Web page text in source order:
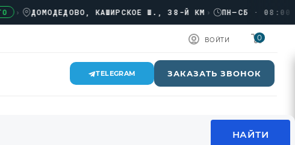
ДОМОДЕДОВО, КАШИРСКОЕ Ш., 38-Й КМ› ПН–СБ · 08:00 →
ВОЙТИ 0
TELEGRAM ЗАКАЗАТЬ ЗВОНОК